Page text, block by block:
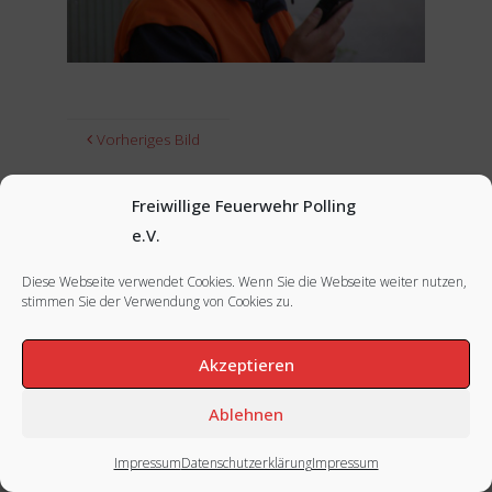
Freiwillige Feuerwehr Polling
e.V.
Diese Webseite verwendet Cookies. Wenn Sie die Webseite weiter nutzen,
stimmen Sie der Verwendung von Cookies zu.
Akzeptieren
Ablehnen
ImpressumDatenschutzerklärungImpressum
Vorheriges Bild